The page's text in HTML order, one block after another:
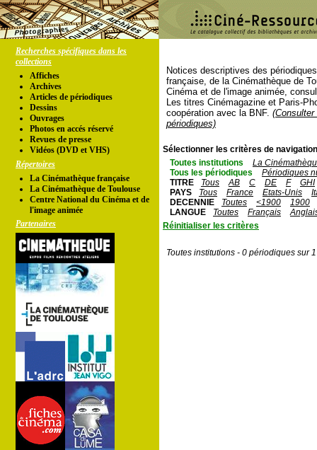
Recherches spécifiques dans les
collections
Affiches
Archives
Articles de périodiques
Dessins
Ouvrages
Photos en accés réservé
Revues de presse
Vidéos (DVD et VHS)
Répertoires
La Cinémathèque française
La Cinémathèque de Toulouse
Centre National du Cinéma et de
l'image animée
Partenaires
Notices descriptives des
française, de la Cinémathèque de
Cinéma et de l'image animée,
Les titres Cinémagazine et Paris-
coopération avec la BNF.
périodiques)
Sélectionner les critères de
Toutes institutions
La
Tous les périodiques
Périodiques
TITRE
Tous AB C DE F
GHI
PAYS
Tous France Etats-Unis
DECENNIE
Toutes <1900
1900
LANGUE
Toutes Français
Réinitialiser les critères
Toutes institutions - 0 périodiques sur